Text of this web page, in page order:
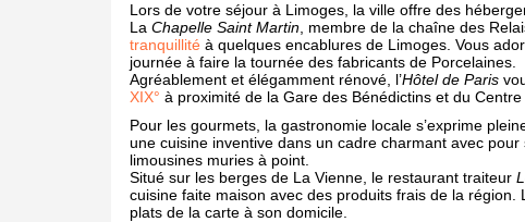
Lors de votre séjour à Limoges, la ville offre des
La Chapelle Saint Martin , membre de la chaîne des
tranquillité à quelques encablures de Limoges. Vous
journée à faire la tournée des fabricants de Porcelaines.
Agréablement et élégamment rénové, l’Hôtel de Paris
XIX° à proximité de la Gare des Bénédictins et du Centre
Pour les gourmets, la gastronomie locale s’exprime
une cuisine inventive dans un cadre charmant avec
limousines muries à point.
Situé sur les berges de La Vienne, le restaurant traiteur
cuisine faite maison avec des produits frais de la
plats de la carte à son domicile.